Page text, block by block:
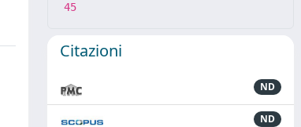
45
Citazioni
ND
ND